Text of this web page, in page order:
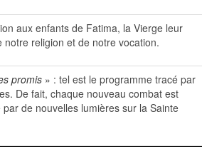
aux enfants de Fatima, la Vierge leur
notre religion et de notre vocation.
promis » : tel est le programme tracé par
De fait, chaque nouveau combat est
de nouvelles lumières sur la Sainte